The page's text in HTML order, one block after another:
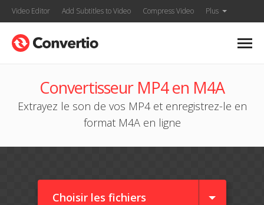
Video Editor Add Subtitles to Video Compress Video Plus
Convertisseur MP4 en M4A
Extrayez le son de vos MP4 et enregistrez-le en
format M4A en ligne
Choisir les fichiers